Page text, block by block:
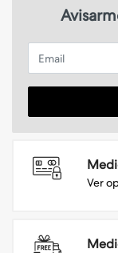
Email
Ver